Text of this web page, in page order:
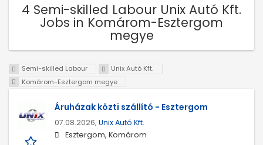
4 Semi-skilled Labour Unix Autó Kft.
Jobs in Komárom-Esztergom
megye
Semi-skilled Labour
Unix Autó Kft.
Komárom-Esztergom megye
Áruházak közti szállító - Esztergom
07.08.2026, Unix Autó Kft.
Esztergom, Komárom